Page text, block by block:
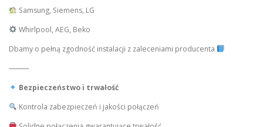
Samsung, Siemens, LG
Whirlpool, AEG, Beko
Dbamy o pełną zgodność instalacji z zaleceniami producenta
⸻
Bezpieczeństwo i trwałość
Kontrola zabezpieczeń i jakości połączeń